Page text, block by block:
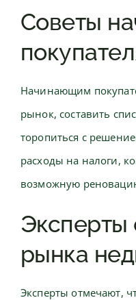
Советы
Начинающим
рынок, составить
торопиться с
расходы на налоги,
возможную
рынка
Эксперты отмечают,